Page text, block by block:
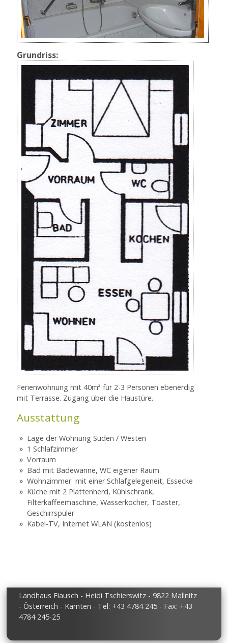
Grundriss:
Ferienwohnung mit 40m² für 2-3 Personen ebenerdig
mit Terrasse. Zugang über die Haustüre.
Ausstattung
Lage der Wohnung Süden / Westen
1 Schlafzimmer
Vorraum
Bad mit Badewanne, WC eigener Raum
Wohnzimmer mit einer Schlafgelegeneit, Essecke
Küche mit 2 Plattenherd, Kühlschrank,
Filterkaffeemaschine, Wasserkocher, Toaster,
Geschirrspüler
Kabel-TV, Internet WLAN (kostenlos)
Landhaus Fiausch - Heidi Tschierswitz - 9822 Mallnitz
- Österreich - Kärnten - Tel: +43 4784 245 - Fax: +43
4784 245-25